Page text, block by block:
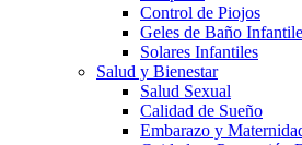
Control de Piojos
Geles de Baño
Solares Infantiles
Salud y Bienestar
Salud Sexual
Calidad de Sueño
Embarazo y